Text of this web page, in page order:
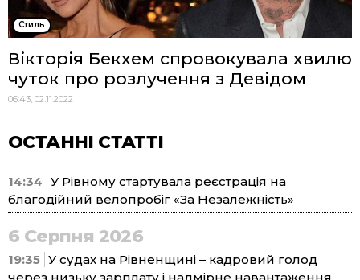
Стиль
Вікторія Бекхем спровокувала хвилю
чуток про розлучення з Девідом
06:43, 02.11.2022
ОСТАННІ СТАТТІ
14:34 У Рівному стартувала реєстрація на
благодійний велопробіг «За Незалежність»
6 Серпня 2026
19:35 У судах на Рівненщині – кадровий голод